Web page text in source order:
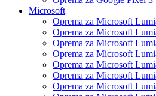
Microsoft
Oprema za Microsoft
Oprema za Microsoft
Oprema za Microsoft
Oprema za Microsoft
Oprema za Microsoft
Oprema za Microsoft
Oprema za Microsoft